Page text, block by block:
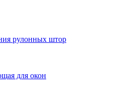
рулонных штор
для окон